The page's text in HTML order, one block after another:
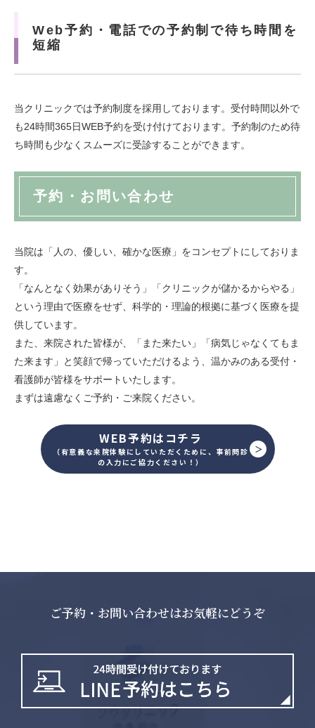
Web予約・電話での予約制で待ち時間を
短縮
当クリニックでは予約制度を採用しております。受付時間以外で
も24時間365日WEB予約を受け付けております。予約制のため待
ち時間も少なくスムーズに受診することができます。
予約・お問い合わせ
当院は「人の、優しい、確かな医療」をコンセプトにしておりま
す。
「なんとなく効果がありそう」「クリニックが儲かるからやる」
という理由で医療をせず、科学的・理論的根拠に基づく医療を提
供しています。
また、来院された皆様が、「また来たい」「病気じゃなくてもま
た来ます」と笑顔で帰っていただけるよう、温かみのある受付・
看護師が皆様をサポートいたします。
まずは遠慮なくご予約・ご来院ください。
WEB予約はコチラ
（有意義な来院体験にしていただくために、事前問診
の入力にご協力ください！）
ご予約・お問い合わせはお気軽にどうぞ